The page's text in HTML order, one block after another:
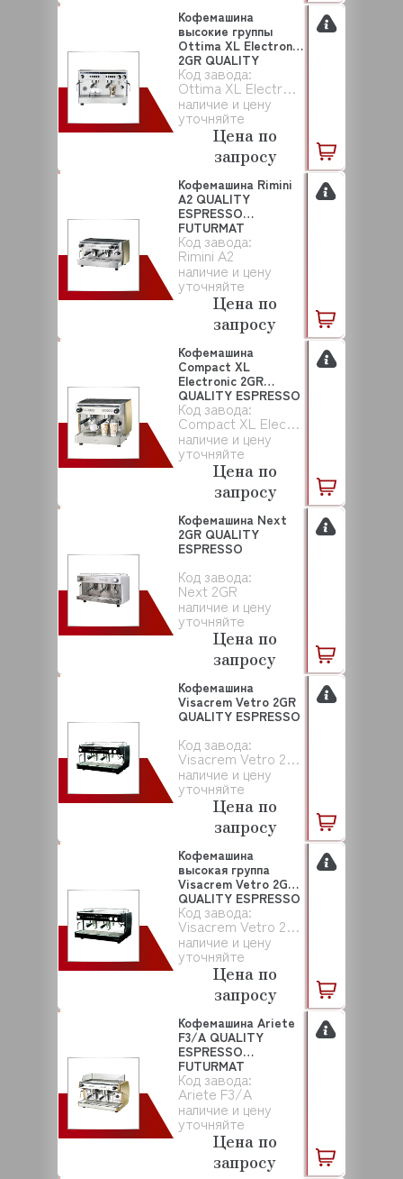
Код завода:
Ottima XL Electronic 2GR
наличие и цену
уточняйте
Кофемашина
высокие группы
Ottima XL Electronic
2GR QUALITY
ESPRES...
Цена по
запросу
Код завода:
Rimini А2
наличие и цену
уточняйте
Кофемашина Rimini
А2 QUALITY
ESPRESSO
FUTURMAT
Цена по
запросу
Код завода:
Compact XL Electronic 2GR
наличие и цену
уточняйте
Кофемашина
Compact XL
Electronic 2GR
QUALITY ESPRESSO
FUTURMAT
Цена по
запросу
Код завода:
Next 2GR
наличие и цену
уточняйте
Кофемашина Next
2GR QUALITY
ESPRESSO
Цена по
запросу
Код завода:
Visacrem Vetro 2GR
наличие и цену
уточняйте
Кофемашина
Visacrem Vetro 2GR
QUALITY ESPRESSO
Цена по
запросу
Код завода:
Visacrem Vetro 2GR
наличие и цену
уточняйте
Кофемашина
высокая группа
Visacrem Vetro 2GR
QUALITY ESPRESSO
Цена по
запросу
Код завода:
Ariete F3/А
наличие и цену
уточняйте
Кофемашина Ariete
F3/А QUALITY
ESPRESSO
FUTURMAT
Цена по
запросу